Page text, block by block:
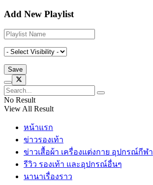
Add New Playlist
No Result
View All Result
หน้าแรก
ข่าวรองเท้า
ข่าวเสื้อผ้า เครื่องแต่งกาย อุปกรณ์กีฬา
รีวิว รองเท้า และอุปกรณ์อื่นๆ
นานาเรื่องราว